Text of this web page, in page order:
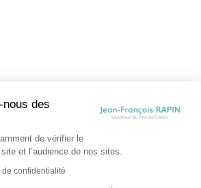
des
de vérifier le
et l’audience de nos sites.
confidentialité